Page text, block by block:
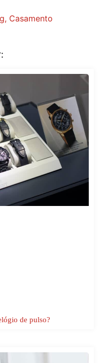
, Casamento
de pulso?